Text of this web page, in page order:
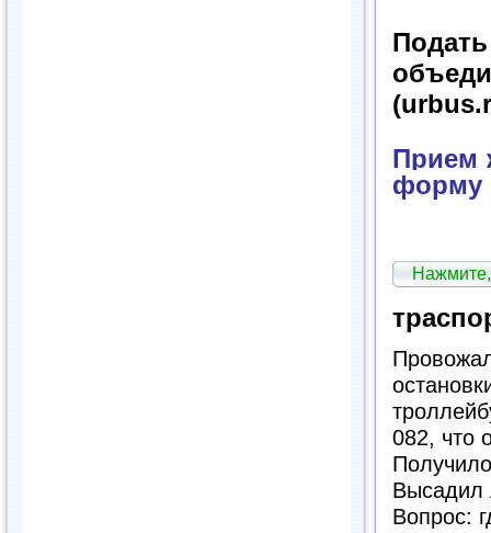
Прием
форму
082, что
Высадил
Вопрос: